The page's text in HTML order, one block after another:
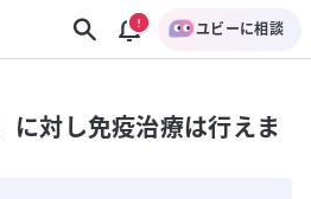
ユビーに相談
に対し免疫治療は行えま